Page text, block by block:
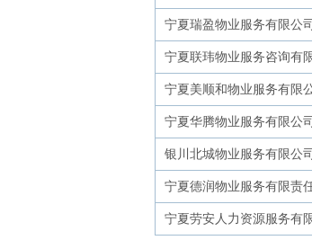
宁夏瑞盈物业服务有限公司
宁夏联玮物业服务咨询有
宁夏美顺和物业服务有限
宁夏华腾物业服务有限公司
银川北城物业服务有限公司
宁夏德润物业服务有限责
宁夏劳安人力资源服务有